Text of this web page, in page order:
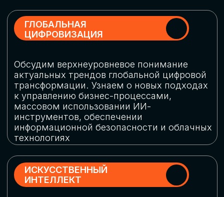
Выясним, как в наши дни уверенно
защищать свой бизнес от киберугроз
рекламными кампаниями показывают
наибольшую эффективность
РОБОТИЗАЦИЯ
Узнаем, в каких отраслях ИИ
«материализуется», какие роботы
решают сложные бизнес-задачи, а где
только обсуждают концепции
роботизации и потенциальные бюджеты
на тестирование образцов